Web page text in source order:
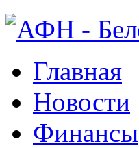
Главная
Новости
Финансы